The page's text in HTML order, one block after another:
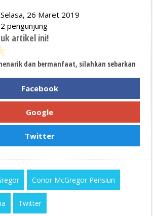
26 Maret 2019
2 pengunjung
artikel ini!
dan bermanfaat, silahkan sebarkan
Facebook
Google
Twitter
Conor McGregor Pensiun
Twitter